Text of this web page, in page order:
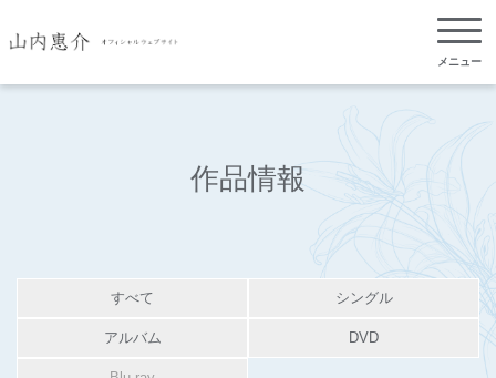
メニュー
作品情報
すべて シングル
アルバム DVD